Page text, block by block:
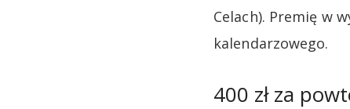
Celach). Premię w
kalendarzowego.
400 zł za